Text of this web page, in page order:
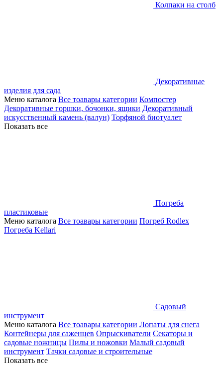
Колпаки на столб
Декоративные
изделия для сада
Меню каталога Все тоавары категории Компостер
Декоративные горшки, бочонки, ящики Декоративный
искусственный камень (валун) Торфяной биотуалет
Показать все
Погреба
пластиковые
Меню каталога Все тоавары категории Погреб Rodlex
Погреба Kellari
Садовый
инструмент
Меню каталога Все тоавары категории Лопаты для снега
Контейнеры для саженцев Опрыскиватели Секаторы и
садовые ножницы Пилы и ножовки Малый садовый
инструмент Тачки садовые и строительные
Показать все